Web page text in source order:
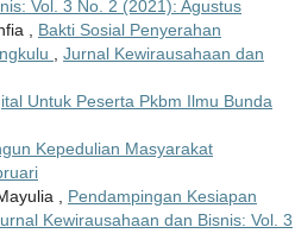
Vol. 3 No. 2 (2021): Agustus
, Bakti Sosial Penyerahan
, Jurnal Kewirausahaan dan
Untuk Peserta Pkbm Ilmu Bunda
Kepedulian Masyarakat
, Pendampingan Kesiapan
Kewirausahaan dan Bisnis: Vol. 3